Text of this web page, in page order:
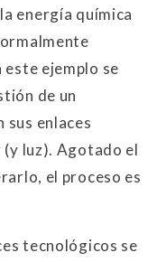
energía química
ejemplo se
de un
sus enlaces
luz). Agotado el
el proceso es
tecnológicos se